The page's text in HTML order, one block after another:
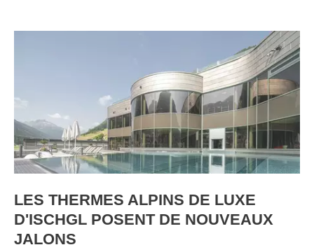
LES THERMES ALPINS DE LUXE
D'ISCHGL POSENT DE NOUVEAUX
JALONS